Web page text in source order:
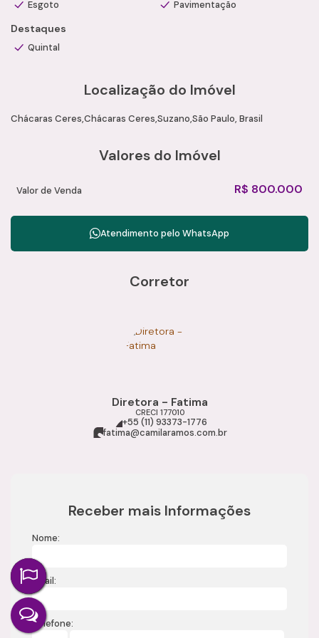
Esgoto Pavimentação
Destaques
Quintal
Localização do Imóvel
Chácaras Ceres Chácaras Ceres Suzano São Paulo, Brasil
Valores do Imóvel
R$ 800.000
Valor de Venda
Atendimento pelo WhatsApp
Corretor
Diretora - Fatima
CRECI 177010
+55 (11) 93373-1776
fatima@camilaramos.com.br
Receber mais Informações
Nome:
Email:
Telefone: